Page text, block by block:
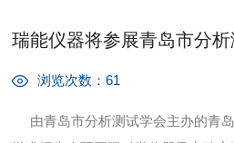
瑞能仪器将参展青岛市分
浏览次数：61
由青岛市分析测试学会主办的青